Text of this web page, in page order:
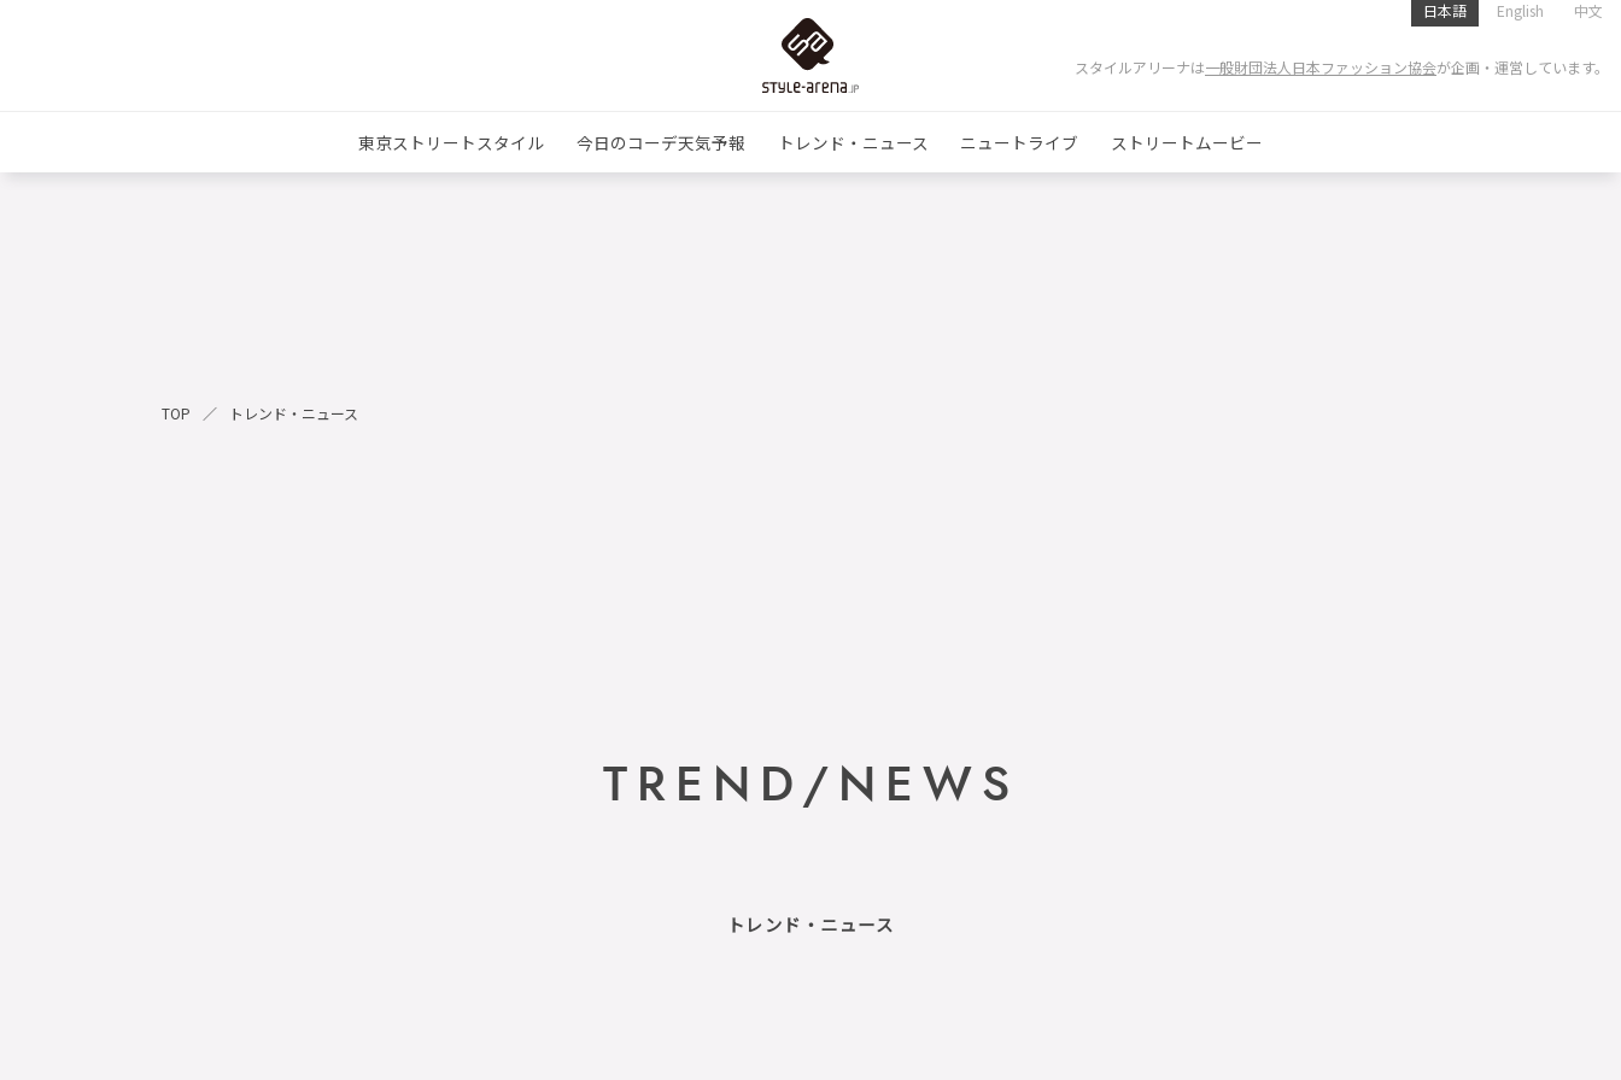
日本語 English 中文
スタイルアリーナは一般財団法人日本ファッション協会が企画・運営しています。
東京ストリートスタイル 今日のコーデ天気予報 トレンド・ニュース ニュートライブ ストリートムービー
TOP トレンド・ニュース
TREND/NEWS
トレンド・ニュース